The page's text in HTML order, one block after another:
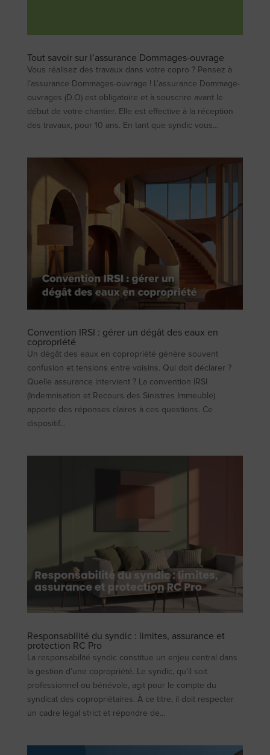
Tout savoir sur l’assurance Dommages-ouvrage
Vous réalisez des travaux dans votre copro ? Pensez à
l’assurance Dommages-ouvrage ! L’assurance Dommage-
ouvrages (D.O) est obligatoire et à souscrire avant le
début de votre chantier. Elle est effective à la réception
des travaux, pour 10 ans. En tant que syndic vous...
Convention IRSI : gérer un dégât des eaux en
copropriété
Un dégât des eaux en copropriété génère souvent
confusion et tensions entre voisins. Qui doit déclarer ?
Quelle assurance intervient ? La convention IRSI
(Indemnisation et Recours des Sinistres Immeuble)
apporte des réponses claires à ces questions. Ce
dispositif...
Responsabilité du syndic : limites, assurance et
protection RC Pro
La responsabilité syndic constitue un enjeu central dans
la gestion d’une copropriété. Le syndic, qu’il soit
professionnel ou bénévole, agit pour le compte du
syndicat des copropriétaires. À ce titre, il doit respecter
un cadre légal strict et répondre de...